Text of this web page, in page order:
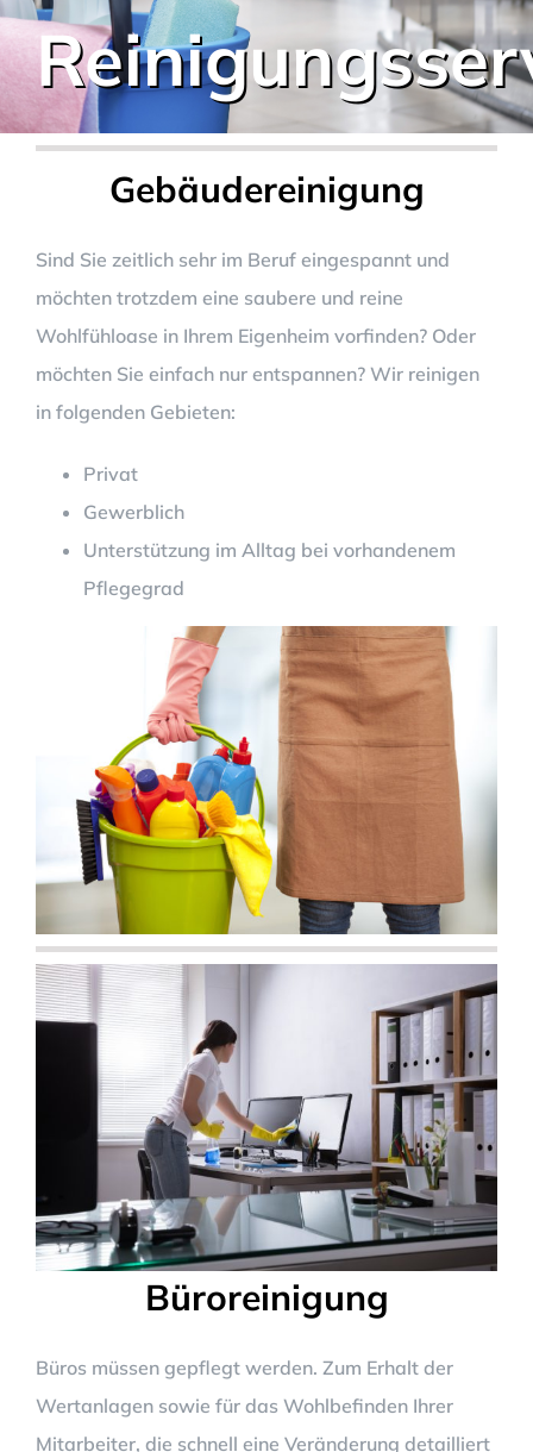
Gebäudereinigung
Sind Sie zeitlich sehr im Beruf eingespannt und
möchten trotzdem eine saubere und reine
Wohlfühloase in Ihrem Eigenheim vorfinden? Oder
möchten Sie einfach nur entspannen? Wir reinigen
in folgenden Gebieten:
Privat
Gewerblich
Unterstützung im Alltag bei vorhandenem
Pflegegrad
Büroreinigung
Büros müssen gepflegt werden. Zum Erhalt der
Wertanlagen sowie für das Wohlbefinden Ihrer
Mitarbeiter, die schnell eine Veränderung detailliert